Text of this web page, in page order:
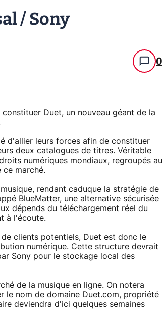
/ Sony
0
Duet, un nouveau géant de la
d'allier leurs forces afin de constituer
deux catalogues de titres. Véritable
numériques mondiaux, regroupés au
ce marché.
rendant caduque la stratégie de
BlueMatter, une alternative sécurisée
dépends du téléchargement réel du
à l'écoute.
clients potentiels, Duet est donc le
numérique. Cette structure devrait
Sony pour le stockage local des
de la musique en ligne. On notera
le nom de domaine Duet.com, propriété
deviendra d'ici quelques semaines